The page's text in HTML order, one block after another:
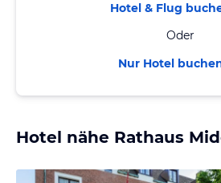
Hotel & Flug
Oder
Nur Hotel
Hotel nähe Rathaus